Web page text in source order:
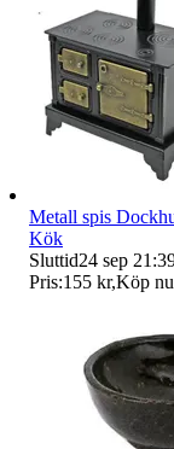
Metall spis
Kök
Sluttid24 sep
Pris:155 kr,Köp nu